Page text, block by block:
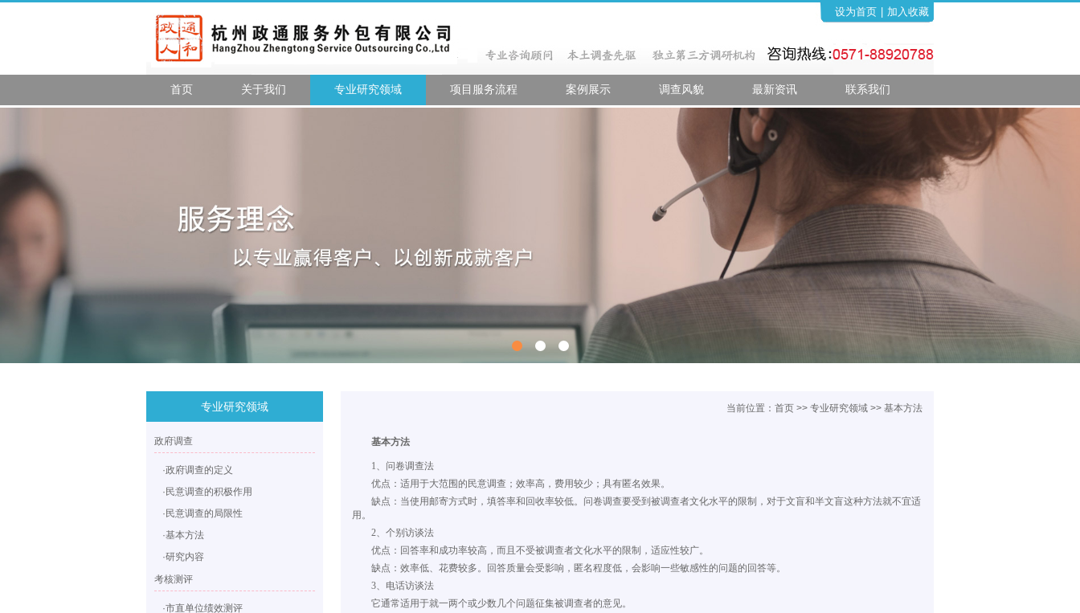
设为首页 加入收藏
首页 关于我们 专业研究领域 项目服务流程 案例展示 调查风貌 最新资讯 联系我们
专业研究领域
政府调查
·政府调查的定义
·民意调查的积极作用
·民意调查的局限性
·基本方法
·研究内容
考核测评
·市直单位绩效测评
当前位置： 首页 >> 专业研究领域 >> 基本方法
基本方法
1、问卷调查法
优点：适用于大范围的民意调查；效率高，费用较少；具有匿名效果。
缺点：当使用邮寄方式时，填答率和回收率较低。问卷调查要受到被调查者文化水平的限制，对于文盲和半文盲这种方法就不宜适
用。
2、个别访谈法
优点：回答率和成功率较高，而且不受被调查者文化水平的限制，适应性较广。
缺点：效率低、花费较多。回答质量会受影响，匿名程度低，会影响一些敏感性的问题的回答等。
3、电话访谈法
它通常适用于就一两个或少数几个问题征集被调查者的意见。